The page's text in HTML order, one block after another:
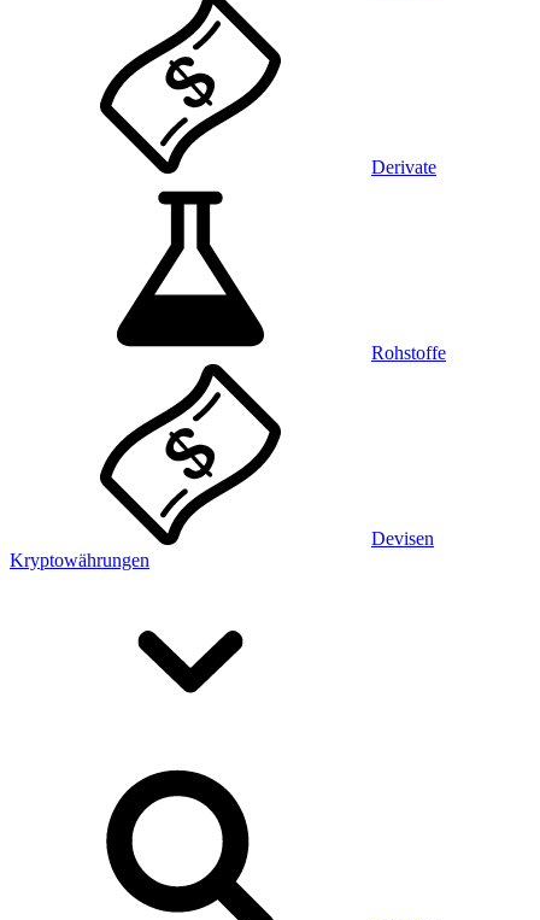
Derivate
Rohstoffe
Devisen
Kryptowährungen